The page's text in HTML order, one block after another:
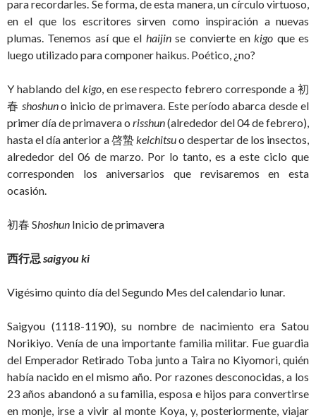
para recordarles. Se forma, de esta manera, un círculo virtuoso,
en el que los escritores sirven como inspiración a nuevas
plumas. Tenemos así que el haijinse convierte enkigo que es
luego utilizado para componer haikus. Poético, ¿no?
Y hablando del kigo, en ese respecto febrero corresponde a 初
春 shoshuno inicio de primavera. Este período abarca desde el
primer día de primavera o risshun(alrededor del 04 de febrero),
hasta el día anterior a 啓蟄keichitsuo despertar de los insectos,
alrededor del 06 de marzo. Por lo tanto, es a este ciclo que
corresponden los aniversarios que revisaremos en esta
ocasión.
初春 Shoshun Inicio de primavera
西行忌 saigyou ki
Vigésimo quinto día del Segundo Mes del calendario lunar.
Saigyou (1118-1190), su nombre de nacimiento era Satou
Norikiyo. Venía de una importante familia militar. Fue guardia
del Emperador Retirado Toba junto a Taira no Kiyomori, quién
había nacido en el mismo año. Por razones desconocidas, a los
23 años abandonó a su familia, esposa e hijos para convertirse
en monje, irse a vivir al monte Koya, y, posteriormente, viajar